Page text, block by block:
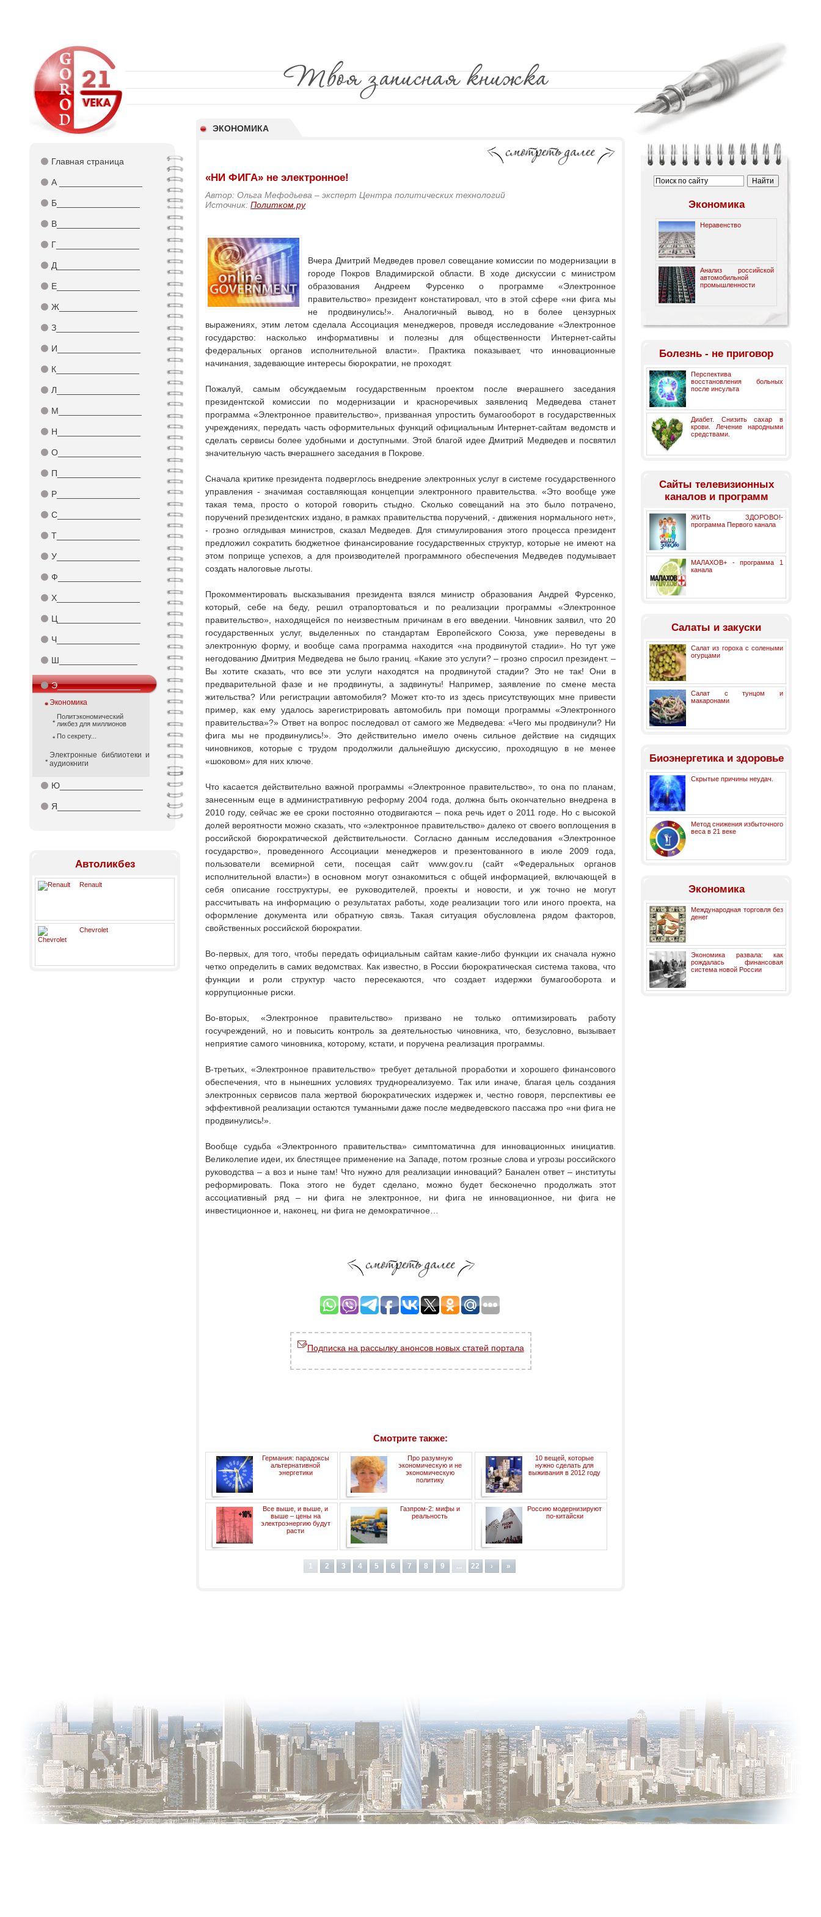
ЭКОНОМИКА
⚫ Главная страница
⚫ А _________________
⚫ Б_________________
⚫ В_________________
⚫ Г_________________
⚫ Д_________________
⚫ Е_________________
⚫ Ж________________
⚫ З_________________
⚫ И_________________
⚫ К_________________
⚫ Л_________________
⚫ М_________________
⚫ Н_________________
⚫ О_________________
⚫ П_________________
⚫ Р_________________
⚫ С_________________
⚫ Т_________________
⚫ У_________________
⚫ Ф_________________
⚫ Х_________________
⚫ Ц_________________
⚫ Ч_________________
⚫ Ш________________
⚫Э_________________
Экономика
Политэкономический
ликбез для миллионов
По секрету...
Электронные библиотеки и
аудиокниги
⚫ Ю_________________
⚫ Я_________________
Автоликбез
Renault
Chevrolet
«НИ ФИГА» не электронное!
Автор: Ольга Мефодьева – эксперт Центра политических технологий
Источник: Политком.ру
Вчера Дмитрий Медведев провел совещание комиссии по модернизации в
городе Покров Владимирской области. В ходе дискуссии с министром
образования Андреем Фурсенко о программе «Электронное
правительство» президент констатировал, что в этой сфере «ни фига мы
не продвинулись!». Аналогичный вывод, но в более цензурных
выражениях, этим летом сделала Ассоциация менеджеров, проведя исследование «Электронное
государство: насколько информативны и полезны для общественности Интернет-сайты
федеральных органов исполнительной власти». Практика показывает, что инновационные
начинания, задевающие интересы бюрократии, не проходят.
Пожалуй, самым обсуждаемым государственным проектом после вчерашнего заседания
президентской комиссии по модернизации и красноречивых заявлениq Медведева станет
программа «Электронное правительство», призванная упростить бумагооборот в государственных
учреждениях, передать часть оформительных функций официальным Интернет-сайтам ведомств и
сделать сервисы более удобными и доступными. Этой благой идее Дмитрий Медведев и посвятил
значительную часть вчерашнего заседания в Покрове.
Сначала критике президента подверглось внедрение электронных услуг в системе государственного
управления - значимая составляющая концепции электронного правительства. «Это вообще уже
такая тема, просто о которой говорить стыдно. Сколько совещаний на это было потрачено,
поручений президентских издано, в рамках правительства поручений, - движения нормального нет»,
- грозно оглядывая министров, сказал Медведев. Для стимулирования этого процесса президент
предложил сократить бюджетное финансирование государственных структур, которые не имеют на
этом поприще успехов, а для производителей программного обеспечения Медведев подумывает
создать налоговые льготы.
Прокомментировать высказывания президента взялся министр образования Андрей Фурсенко,
который, себе на беду, решил отрапортоваться и по реализации программы «Электронное
правительство», находящейся по неизвестным причинам в его введении. Чиновник заявил, что 20
государственных услуг, выделенных по стандартам Европейского Союза, уже переведены в
электронную форму, и вообще сама программа находится «на продвинутой стадии». Но тут уже
негодованию Дмитрия Медведева не было границ. «Какие это услуги? – грозно спросил президент. –
Вы хотите сказать, что все эти услуги находятся на продвинутой стадии? Это не так! Они в
предварительной фазе и не продвинуты, а задвинуты! Например, заявление по смене места
жительства? Или регистрации автомобиля? Может кто-то из здесь присутствующих мне привести
пример, как ему удалось зарегистрировать автомобиль при помощи программы «Электронного
правительства»?» Ответ на вопрос последовал от самого же Медведева: «Чего мы продвинули? Ни
фига мы не продвинулись!». Это действительно имело очень сильное действие на сидящих
чиновников, которые с трудом продолжили дальнейшую дискуссию, проходящую в не менее
«шоковом» для них ключе.
Что касается действительно важной программы «Электронное правительство», то она по планам,
занесенным еще в административную реформу 2004 года, должна быть окончательно внедрена в
2010 году, сейчас же ее сроки постоянно отодвигаются – пока речь идет о 2011 годе. Но с высокой
долей вероятности можно сказать, что «электронное правительство» далеко от своего воплощения в
российской бюрократической действительности. Согласно данным исследования «Электронное
государство», проведенного Ассоциации менеджеров и презентованного в июле 2009 года,
пользователи всемирной сети, посещая сайт www.gov.ru (сайт «Федеральных органов
исполнительной власти») в основном могут ознакомиться с общей информацией, включающей в
себя описание госструктуры, ее руководителей, проекты и новости, и уж точно не могут
рассчитывать на информацию о результатах работы, ходе реализации того или иного проекта, на
оформление документа или обратную связь. Такая ситуация обусловлена рядом факторов,
свойственных российской бюрократии.
Во-первых, для того, чтобы передать официальным сайтам какие-либо функции их сначала нужно
четко определить в самих ведомствах. Как известно, в России бюрократическая система такова, что
функции и роли структур часто пересекаются, что создает издержки бумагооборота и
коррупционные риски.
Во-вторых, «Электронное правительство» призвано не только оптимизировать работу
госучреждений, но и повысить контроль за деятельностью чиновника, что, безусловно, вызывает
неприятие самого чиновника, которому, кстати, и поручена реализация программы.
В-третьих, «Электронное правительство» требует детальной проработки и хорошего финансового
обеспечения, что в нынешних условиях труднореализуемо. Так или иначе, благая цель создания
электронных сервисов пала жертвой бюрократических издержек и, честно говоря, перспективы ее
эффективной реализации остаются туманными даже после медведевского пассажа про «ни фига не
продвинулись!».
Вообще судьба «Электронного правительства» симптоматична для инновационных инициатив.
Великолепие идеи, их блестящее применение на Западе, потом грозные слова и угрозы российского
руководства – а воз и ныне там! Что нужно для реализации инноваций? Банален ответ – институты
реформировать. Пока этого не будет сделано, можно будет бесконечно продолжать этот
ассоциативный ряд – ни фига не электронное, ни фига не инновационное, ни фига не
инвестиционное и, наконец, ни фига не демократичное…
Подписка на рассылку анонсов новых статей портала
Смотрите также:
Германия: парадоксы
альтернативной
энергетики
Про разумную
экономическую и не
экономическую
политику
10 вещей, которые
нужно сделать для
выживания в 2012 году
Все выше, и выше, и
выше – цены на
электроэнергию будут
расти
Газпром-2: мифы и
реальность
Россию модернизируют
по-китайски
1 2 3 4 5 6 7 8 9 ... 22 › »
Экономика
Неравенство
Анализ российской
автомобильной
промышленности
Болезнь - не приговор
Перспектива
восстановления больных
после инсульта
Диабет. Снизить сахар в
крови. Лечение народными
средствами.
Cайты телевизионных
каналов и программ
ЖИТЬ ЗДОРОВО!-
программа Первого канала
МАЛАХОВ+ - программа 1
канала
Салаты и закуски
Салат из гороха с солеными
огурцами
Салат с тунцом и
макаронами
Биоэнергетика и здоровье
Скрытые причины неудач.
Метод снижения избыточного
веса в 21 веке
Экономика
Международная торговля без
денег
Экономика развала: как
рождалась финансовая
система новой России